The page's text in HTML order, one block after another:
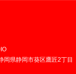
岡県静岡市葵区鷹匠2丁目